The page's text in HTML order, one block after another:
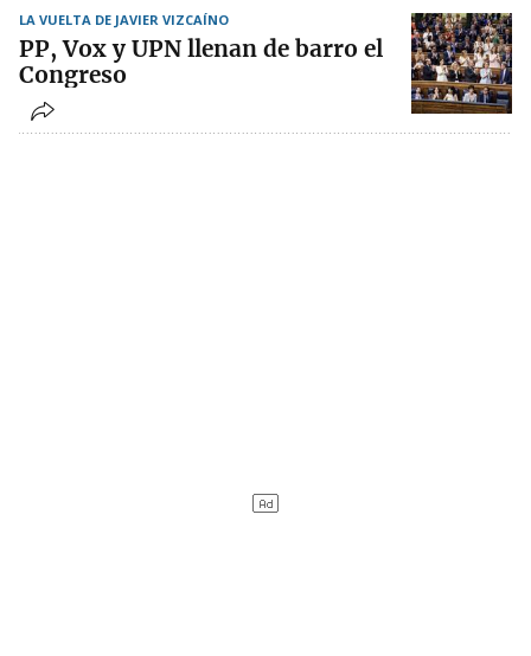
LA VUELTA DE JAVIER VIZCAÍNO
PP, Vox y UPN llenan de barro el
Congreso